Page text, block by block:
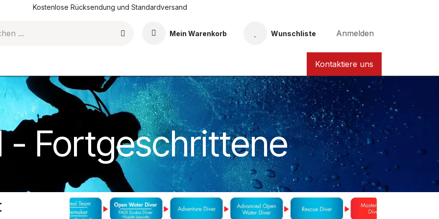
Kostenlose Rücksendung und Standardversand
Mein Warenkorb Wunschliste Anmelden
Taucher Nordhessen KarteKontaktiere uns
- Fortgeschrittene